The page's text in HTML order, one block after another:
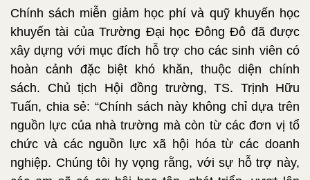
Chính sách miễn giảm học phí và quỹ khuyến học
khuyến tài của Trường Đại học Đông Đô đã được
xây dựng với mục đích hỗ trợ cho các sinh viên có
hoàn cảnh đặc biệt khó khăn, thuộc diện chính
sách. Chủ tịch Hội đồng trường, TS. Trịnh Hữu
Tuấn, chia sẻ: “Chính sách này không chỉ dựa trên
nguồn lực của nhà trường mà còn từ các đơn vị tổ
chức và các nguồn lực xã hội hóa từ các doanh
nghiệp. Chúng tôi hy vọng rằng, với sự hỗ trợ này,